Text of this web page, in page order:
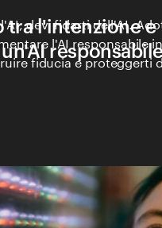
tra l'intenzione e
responsabile
devi fidarti dell'AI.
l'AI responsabile
fiducia e proteggerti